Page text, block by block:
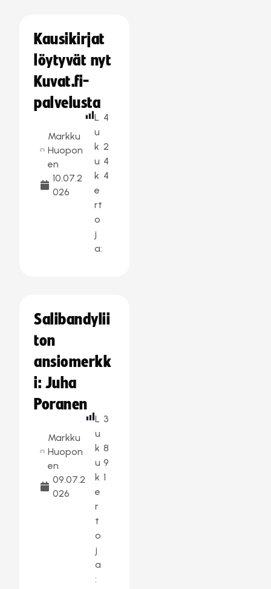
Kausikirjat
löytyvät nyt
Kuvat.fi-
palvelusta
Markku
Huopon
en
10.07.2
026
L
u
k
u
k
e
rt
o
j
a:
4
2
4
4
Salibandylii
ton
ansiomerkk
i: Juha
Poranen
Markku
Huopon
en
09.07.2
026
L
u
k
u
k
e
r
t
o
j
a
:
3
8
9
1